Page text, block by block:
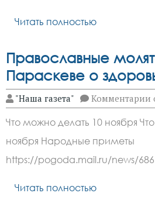
Читать полностью
Православные
Параскеве о
"Наша газета" Комментарии к
о
Что можно делать 10 ноября
ноября Народные приметы
https://pogoda.mail.ru/news/
Читать полностью